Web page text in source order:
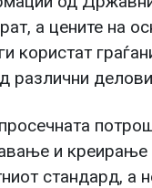
а цените на
користат
различни
и креирање
стандард, а